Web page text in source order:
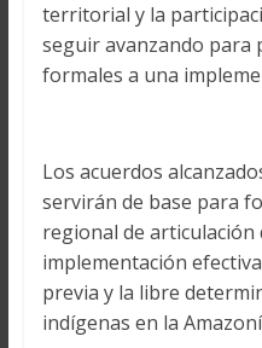
territorial y la
seguir avanzando para
formales a una
Los acuerdos
servirán de base para
regional de articulación
implementación
previa y la libre
indígenas en la